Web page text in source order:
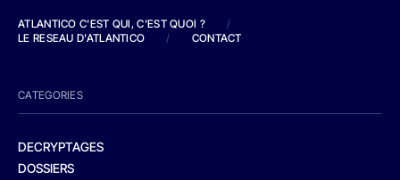
ATLANTICO C'EST QUI, C'EST QUOI ?
/
LE RESEAU D'ATLANTICO
/ CONTACT
CATEGORIES
DECRYPTAGES
DOSSIERS